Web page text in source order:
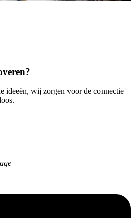
ideeën, wij zorgen voor de connectie –